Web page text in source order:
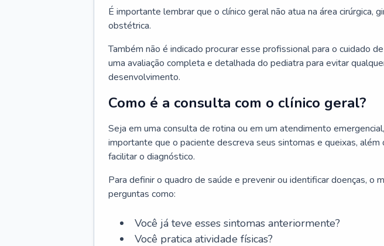
É importante lembrar que o clínico geral não atua na área cirúrgica,
obstétrica.
Também não é indicado procurar esse profissional para o cuidado
uma avaliação completa e detalhada do pediatra para evitar
desenvolvimento.
Como é a consulta com o clínico geral?
Seja em uma consulta de rotina ou em um atendimento
importante que o paciente descreva seus sintomas e queixas, além
facilitar o diagnóstico.
Para definir o quadro de saúde e prevenir ou identificar doenças, o
perguntas como:
Você já teve esses sintomas anteriormente?
Você pratica atividade físicas?